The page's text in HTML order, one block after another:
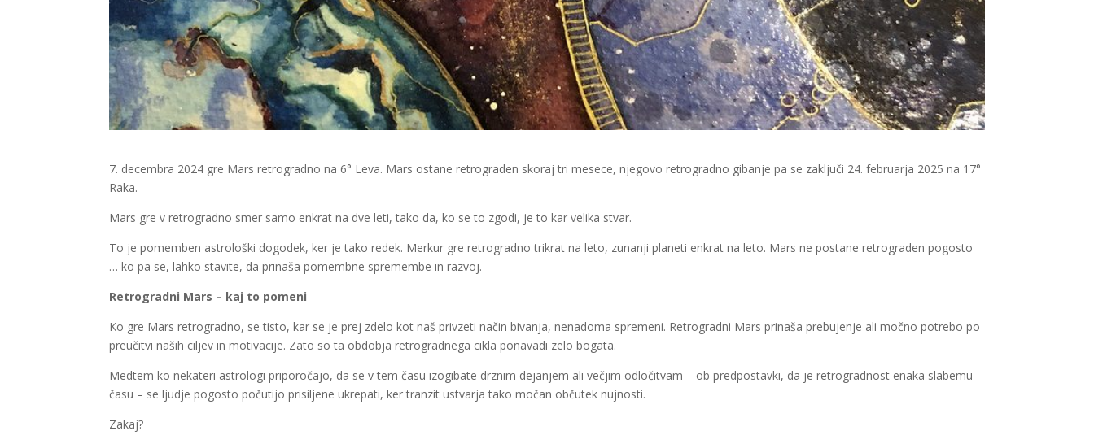
7. decembra 2024 gre Mars retrogradno na 6° Leva. Mars ostane retrograden skoraj tri mesece, njegovo retrogradno gibanje pa se zaključi 24. februarja 2025 na 17°
Raka.
Mars gre v retrogradno smer samo enkrat na dve leti, tako da, ko se to zgodi, je to kar velika stvar.
To je pomemben astrološki dogodek, ker je tako redek. Merkur gre retrogradno trikrat na leto, zunanji planeti enkrat na leto. Mars ne postane retrograden pogosto
… ko pa se, lahko stavite, da prinaša pomembne spremembe in razvoj.
Retrogradni Mars – kaj to pomeni
Ko gre Mars retrogradno, se tisto, kar se je prej zdelo kot naš privzeti način bivanja, nenadoma spremeni. Retrogradni Mars prinaša prebujenje ali močno potrebo po
preučitvi naših ciljev in motivacije. Zato so ta obdobja retrogradnega cikla ponavadi zelo bogata.
Medtem ko nekateri astrologi priporočajo, da se v tem času izogibate drznim dejanjem ali večjim odločitvam – ob predpostavki, da je retrogradnost enaka slabemu
času – se ljudje pogosto počutijo prisiljene ukrepati, ker tranzit ustvarja tako močan občutek nujnosti.
Zakaj?